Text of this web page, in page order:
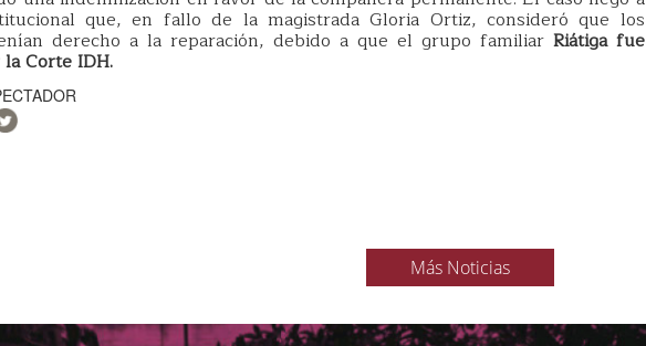
que, en fallo de la magistrada Gloria Ortiz, consideró que los
derecho a la reparación, debido a que el grupo familiarRiátiga fue
Corte IDH.
Más Noticias